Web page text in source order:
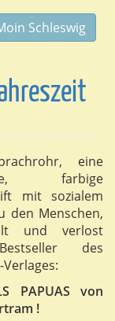
Schleswig
eine
farbige
mit sozialem
den Menschen,
und verlost
des
PAPUAS von
!